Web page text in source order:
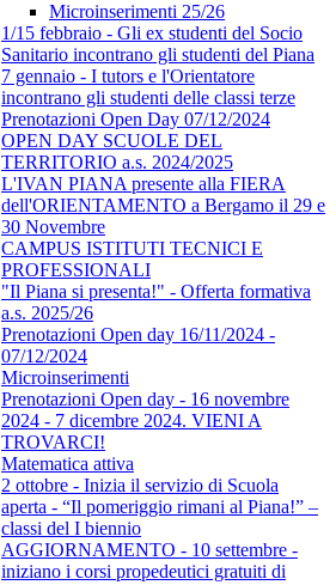
Microinserimenti 25/26
1/15 febbraio - Gli ex studenti del Socio
Sanitario incontrano gli studenti del Piana
7 gennaio - I tutors e l'Orientatore
incontrano gli studenti delle classi terze
Prenotazioni Open Day 07/12/2024
OPEN DAY SCUOLE DEL
TERRITORIO a.s. 2024/2025
L'IVAN PIANA presente alla FIERA
dell'ORIENTAMENTO a Bergamo il 29 e
30 Novembre
CAMPUS ISTITUTI TECNICI E
PROFESSIONALI
"Il Piana si presenta!" - Offerta formativa
a.s. 2025/26
Prenotazioni Open day 16/11/2024 -
07/12/2024
Microinserimenti
Prenotazioni Open day - 16 novembre
2024 - 7 dicembre 2024. VIENI A
TROVARCI!
Matematica attiva
2 ottobre - Inizia il servizio di Scuola
aperta - “Il pomeriggio rimani al Piana!” –
classi del I biennio
AGGIORNAMENTO - 10 settembre -
iniziano i corsi propedeutici gratuiti di